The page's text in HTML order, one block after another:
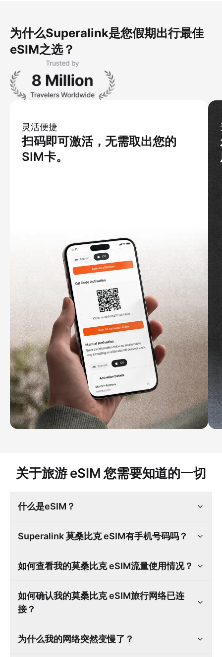
为什么Superalink是您假期出行最佳
eSIM之选？
灵活便捷
扫码即可激活，无需取出您的
SIM卡。
关于旅游 eSIM 您需要知道的一切
什么是eSIM？
Superalink 莫桑比克 eSIM有手机号码吗？
如何查看我的莫桑比克 eSIM流量使用情况？
如何确认我的莫桑比克 eSIM旅行网络已连
接？
为什么我的网络突然变慢了？